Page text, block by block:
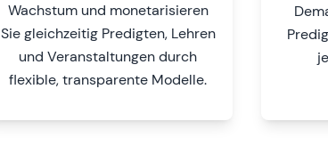
Wachstum und monetarisieren
Sie gleichzeitig Predigten, Lehren
und Veranstaltungen durch
flexible, transparente Modelle.